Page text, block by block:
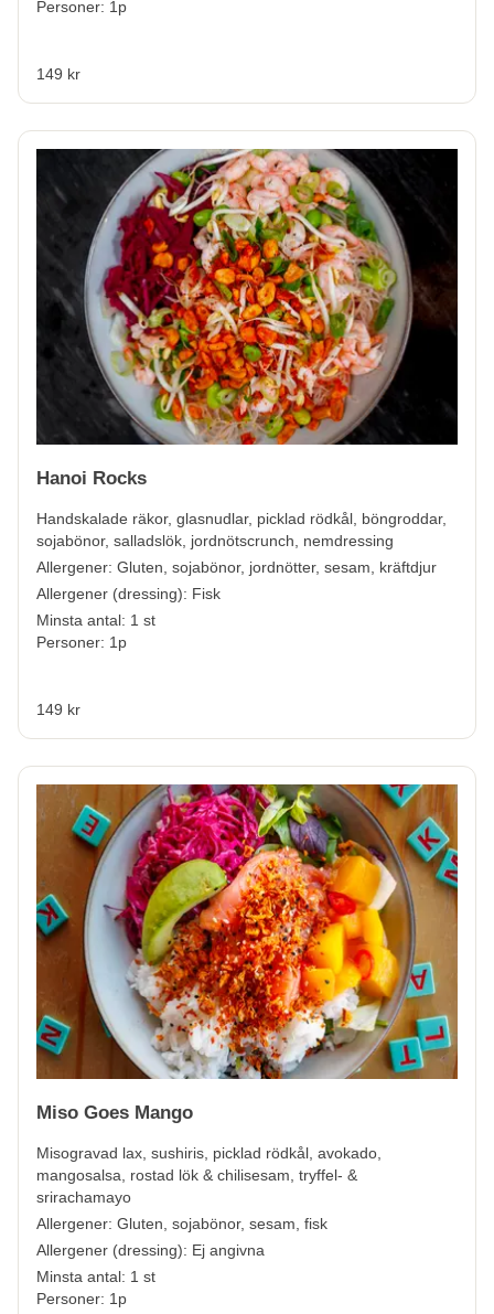
Personer: 1p
149 kr
Hanoi Rocks
Handskalade räkor, glasnudlar, picklad rödkål, böngroddar,
sojabönor, salladslök, jordnötscrunch, nemdressing
Allergener: Gluten, sojabönor, jordnötter, sesam, kräftdjur
Allergener (dressing): Fisk
Minsta antal: 1 st
Personer: 1p
149 kr
Miso Goes Mango
Misogravad lax, sushiris, picklad rödkål, avokado,
mangosalsa, rostad lök & chilisesam, tryffel- &
srirachamayo
Allergener: Gluten, sojabönor, sesam, fisk
Allergener (dressing): Ej angivna
Minsta antal: 1 st
Personer: 1p